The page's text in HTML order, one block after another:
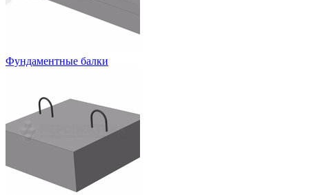
Фундаментные балки